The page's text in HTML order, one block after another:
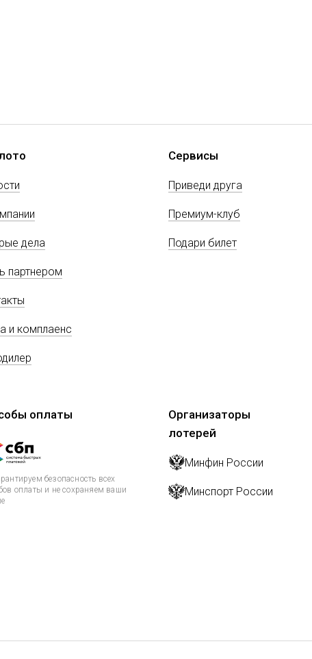
дела
партнером
и комплаенс
Сервисы
Приведи друга
Премиум-клуб
Подари билет
оплаты
безопасность всех
оплаты и не сохраняем ваши
Организаторы
лотерей
Минфин России
Минспорт России